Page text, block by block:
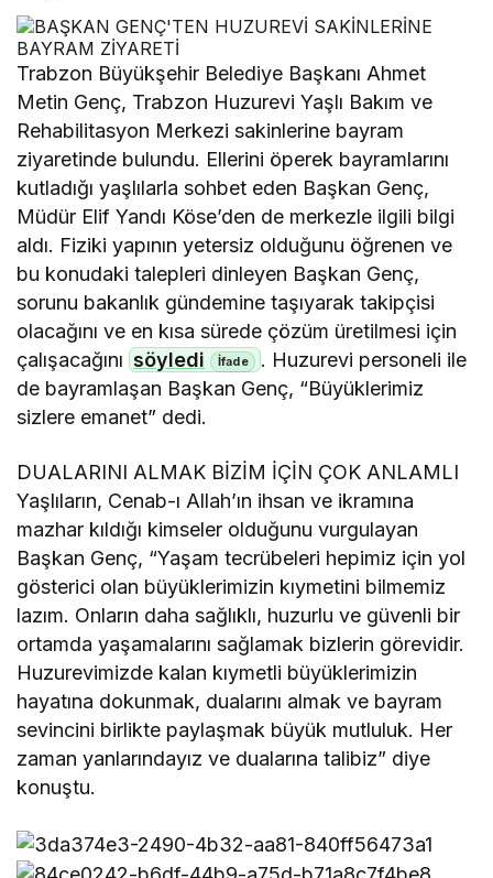
Trabzon Büyükşehir Belediye Başkanı Ahmet
Metin Genç, Trabzon Huzurevi Yaşlı Bakım ve
Rehabilitasyon Merkezi sakinlerine bayram
ziyaretinde bulundu. Ellerini öperek bayramlarını
kutladığı yaşlılarla sohbet eden Başkan Genç,
Müdür Elif Yandı Köse’den de merkezle ilgili bilgi
aldı. Fiziki yapının yetersiz olduğunu öğrenen ve
bu konudaki talepleri dinleyen Başkan Genç,
sorunu bakanlık gündemine taşıyarak takipçisi
olacağını ve en kısa sürede çözüm üretilmesi için
çalışacağını söyledi
. Huzurevi personeli ile
de bayramlaşan Başkan Genç, “Büyüklerimiz
sizlere emanet” dedi.
DUALARINI ALMAK BİZİM İÇİN ÇOK ANLAMLI
Yaşlıların, Cenab-ı Allah’ın ihsan ve ikramına
mazhar kıldığı kimseler olduğunu vurgulayan
Başkan Genç, “Yaşam tecrübeleri hepimiz için yol
gösterici olan büyüklerimizin kıymetini bilmemiz
lazım. Onların daha sağlıklı, huzurlu ve güvenli bir
ortamda yaşamalarını sağlamak bizlerin görevidir.
Huzurevimizde kalan kıymetli büyüklerimizin
hayatına dokunmak, dualarını almak ve bayram
sevincini birlikte paylaşmak büyük mutluluk. Her
zaman yanlarındayız ve dualarına talibiz” diye
konuştu.